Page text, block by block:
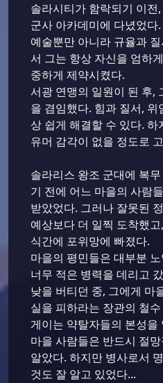
솔라시티가 함락되기 이전
군사 아카데미에 다녔었다
예술뿐만 아니라 규율과
서 그는 항상 자신을 엄하
중하게 제약시켰다.
서광 연맹의 일원이 된 후,
을 겸임했다. 힘과 질서,
상 쉽게 해결할 수 있다.
유머 감각이 없을 정도로
솔라리스 왕조 군대에 복
기 전에 어느 마을의 사람
받았었다. 그러나 잘못된
예상보다 더 일찍 도착했
식간에 포위망에 빠졌다.
마을의 평민들은 대부분
너무 적은 병력을 데리고
낮을 버티던 중, 그에게 마
실을 피하라는 장관의 철
게이는 약탈자들의 본성을
마을 사람들은 반드시 절
알았다. 하지만 병사로서
것도 잘 알고 있었다...